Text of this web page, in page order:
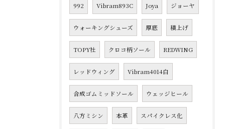
992 Vibram893C Joya ジョーヤ
ウォーキングシューズ 厚底 積上げ
TOPY社 クロコ柄ソール REDWING
レッドウィング Vibram4014白
合成ゴムミッドソール ウェッジヒール
八方ミシン 本革 スパイクレス化